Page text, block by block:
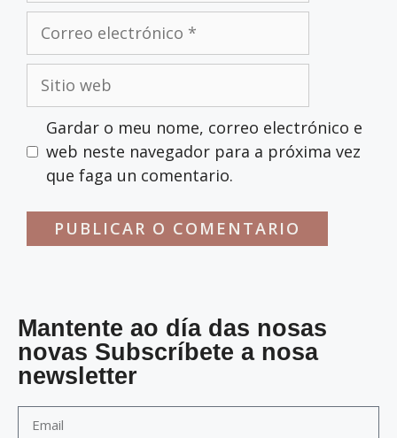
Gardar o meu nome, correo electrónico e
web neste navegador para a próxima vez
que faga un comentario.
Mantente ao día das nosas
novas Subscríbete a nosa
newsletter